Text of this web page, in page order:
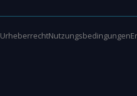
UrheberrechtNutzungsbedingungen